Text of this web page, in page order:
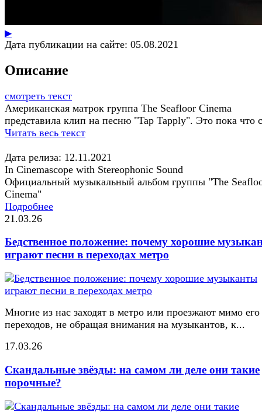
▶
Дата публикации на сайте: 05.08.2021
Описание
смотреть текст
Американская матрок группа The Seafloor Cinema
представила клип на песню "Tap Tapply". Это пока что
Читать весь текст
Дата релиза: 12.11.2021
In Cinemascope with Stereophonic Sound
Официальный музыкальный альбом группы "The
Cinema"
Подробнее
21.03.26
Бедственное положение: почему хорошие
играют песни в переходах метро
Многие из нас заходят в метро или проезжают мимо его
переходов, не обращая внимания на музыкантов, к...
17.03.26
Скандальные звёзды: на самом ли деле они такие
порочные?